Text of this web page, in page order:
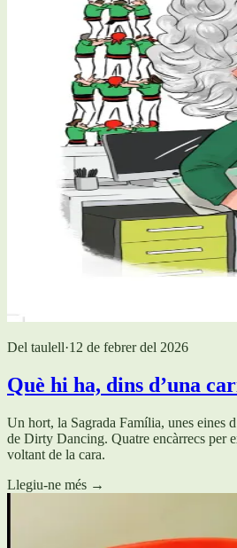
Del taulell·12 de febrer del 2026
Què hi ha, dins d’una
Un hort, la Sagrada Família, unes eines
de Dirty Dancing. Quatre encàrrecs per
voltant de la cara.
Llegiu-ne més →